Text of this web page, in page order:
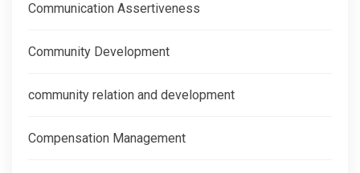
Communication Assertiveness
Community Development
community relation and development
Compensation Management